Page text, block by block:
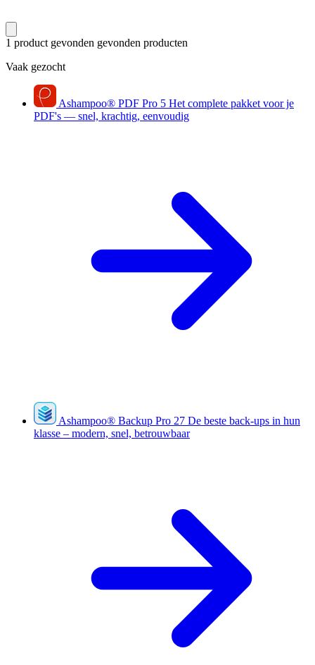
1 product gevonden gevonden producten
Vaak gezocht
Ashampoo® PDF Pro 5 Het complete pakket voor je
PDF's — snel, krachtig, eenvoudig
Ashampoo® Backup Pro 27 De beste back-ups in hun
klasse – modern, snel, betrouwbaar